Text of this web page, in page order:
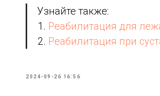
Узнайте также:
Реабилитация для
Реабилитация при
2024-09-26 16:56